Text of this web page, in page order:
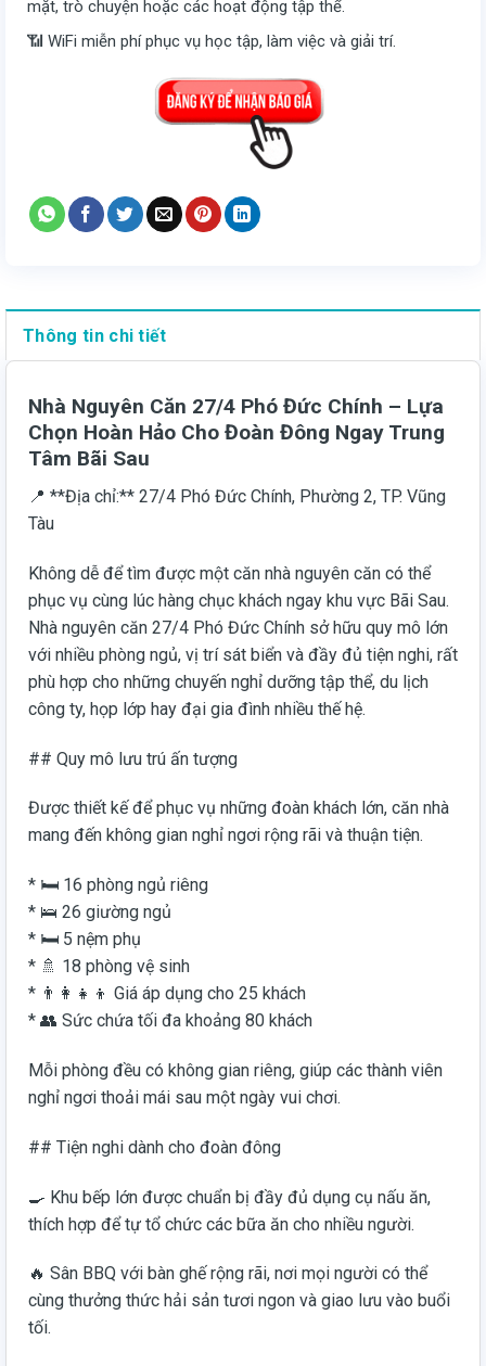
mặt, trò chuyện hoặc các hoạt động tập thể.
📶 WiFi miễn phí phục vụ học tập, làm việc và giải trí.
Thông tin chi tiết
Nhà Nguyên Căn 27/4 Phó Đức Chính – Lựa
Chọn Hoàn Hảo Cho Đoàn Đông Ngay Trung
Tâm Bãi Sau
📍 **Địa chỉ:** 27/4 Phó Đức Chính, Phường 2, TP. Vũng
Tàu
Không dễ để tìm được một căn nhà nguyên căn có thể
phục vụ cùng lúc hàng chục khách ngay khu vực Bãi Sau.
Nhà nguyên căn 27/4 Phó Đức Chính sở hữu quy mô lớn
với nhiều phòng ngủ, vị trí sát biển và đầy đủ tiện nghi, rất
phù hợp cho những chuyến nghỉ dưỡng tập thể, du lịch
công ty, họp lớp hay đại gia đình nhiều thế hệ.
## Quy mô lưu trú ấn tượng
Được thiết kế để phục vụ những đoàn khách lớn, căn nhà
mang đến không gian nghỉ ngơi rộng rãi và thuận tiện.
* 🛏️ 16 phòng ngủ riêng
* 🛌 26 giường ngủ
* 🛏️ 5 nệm phụ
* 🚿 18 phòng vệ sinh
* 👨‍👩‍👧‍👦 Giá áp dụng cho 25 khách
* 👥 Sức chứa tối đa khoảng 80 khách
Mỗi phòng đều có không gian riêng, giúp các thành viên
nghỉ ngơi thoải mái sau một ngày vui chơi.
## Tiện nghi dành cho đoàn đông
🍳 Khu bếp lớn được chuẩn bị đầy đủ dụng cụ nấu ăn,
thích hợp để tự tổ chức các bữa ăn cho nhiều người.
🔥 Sân BBQ với bàn ghế rộng rãi, nơi mọi người có thể
cùng thưởng thức hải sản tươi ngon và giao lưu vào buổi
tối.